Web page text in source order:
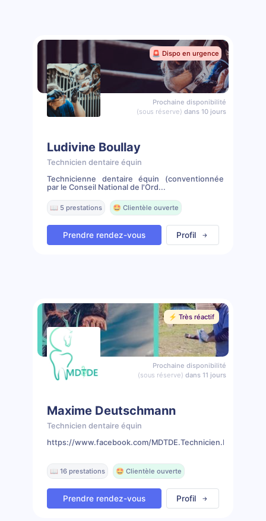
🚨 Dispo en urgence
Prochaine disponibilité
(sous réserve) dans 10 jours
Ludivine Boullay
Technicien dentaire équin
Technicienne dentaire équin (conventionnée
par le Conseil National de l'Ord...
📖 5 prestations 🤩 Clientèle ouverte
Prendre rendez-vous Profil
⚡️ Très réactif
Prochaine disponibilité
(sous réserve) dans 11 jours
Maxime Deutschmann
Technicien dentaire équin
https://www.facebook.com/
📖 16 prestations 🤩 Clientèle ouverte
Prendre rendez-vous Profil